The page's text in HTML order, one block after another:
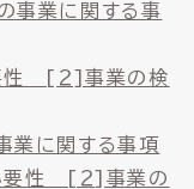
事業に関する事
性 [２]事業の検
業に関する事項
要性 [２]事業の